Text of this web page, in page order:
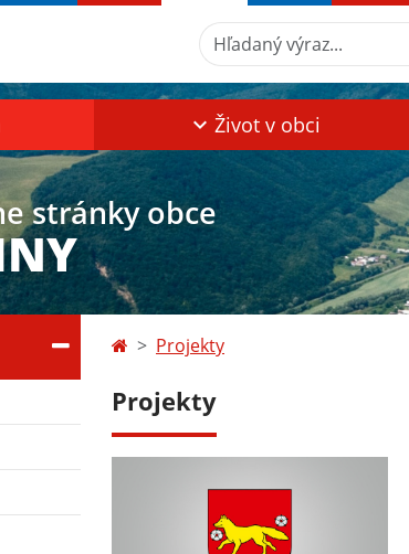
Hľadaný výraz...
Život v obci
stránky obce
Projekty
Projekty